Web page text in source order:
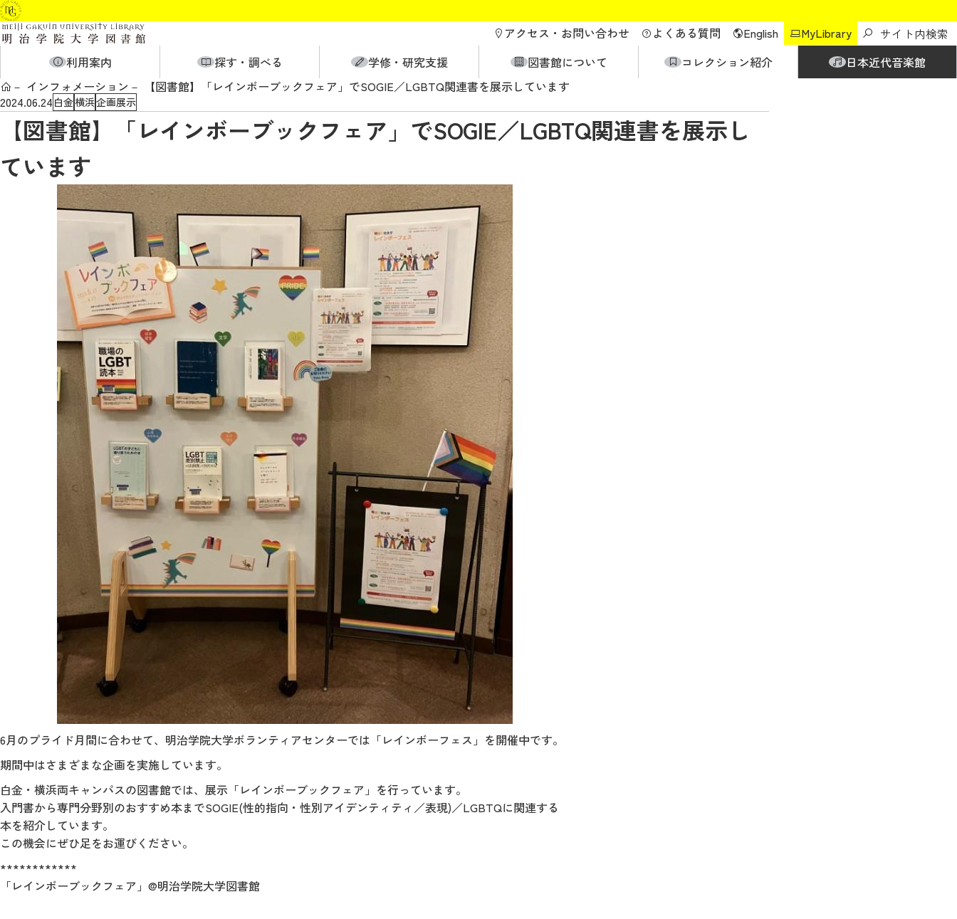
アクセス・ お問い合わせ よくある質問 English
MyLibrary
利用案内
探す・調べる 学修・研究支援 図書館について コレクション紹介
日本近代音楽館
インフォメーション
【図書館】「レインボーブックフェア」でSOGIE／LGBTQ関連書を展示しています
2024.06.24 白金横浜企画展示
【図書館】「レインボーブックフェア」でSOGIE／LGBTQ関連書を展示し
ています
6月のプライド月間に合わせて、明治学院大学ボランティアセンターでは「レインボーフェス」を開催中です。
期間中はさまざまな企画を実施しています。
白金・横浜両キャンパスの図書館では、展示「レインボーブックフェア」を行っています。
入門書から専門分野別のおすすめ本までSOGIE(性的指向・性別アイデンティティ／表現)／LGBTQに関連する
本を紹介しています。
この機会にぜひ足をお運びください。
************
「レインボーブックフェア」@明治学院大学図書館